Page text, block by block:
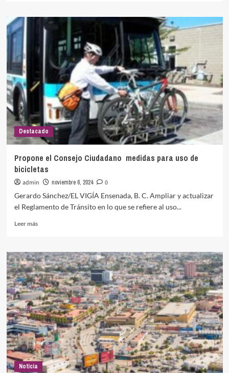
Destacado
Propone el Consejo Ciudadano medidas para uso de
bicicletas
admin noviembre 6, 2024
0
Gerardo Sánchez/EL VIGÍA Ensenada, B. C. Ampliar y actualizar
el Reglamento de Tránsito en lo que se refiere al uso...
Leer másLeer
Propone
el
Consejo
Ciudadano
medidas
para
uso
de
bicicletas
Noticia